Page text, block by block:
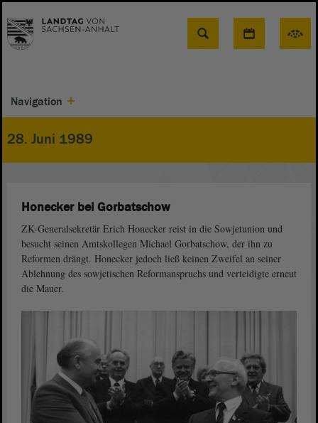
Suche
Navigation
28. Juni 1989
Honecker bei Gorbatschow
ZK-Generalsekretär Erich Honecker reist in die Sowjetunion und
besucht seinen Amtskollegen Michael Gorbatschow, der ihn zu
Reformen drängt. Honecker jedoch ließ keinen Zweifel an seiner
Ablehnung des sowjetischen Reformanspruchs und verteidigte erneut
die Mauer.